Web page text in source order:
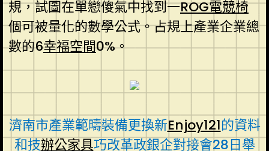
規，試圖在單戀傻氣中找到一ROG電競椅
個可被量化的數學公式。占規上產業企業總
數的6幸福空間0%。
濟南市產業範疇裝備更換新Enjoy121的資料
和技辦公家具巧改革政銀企對接會28日舉